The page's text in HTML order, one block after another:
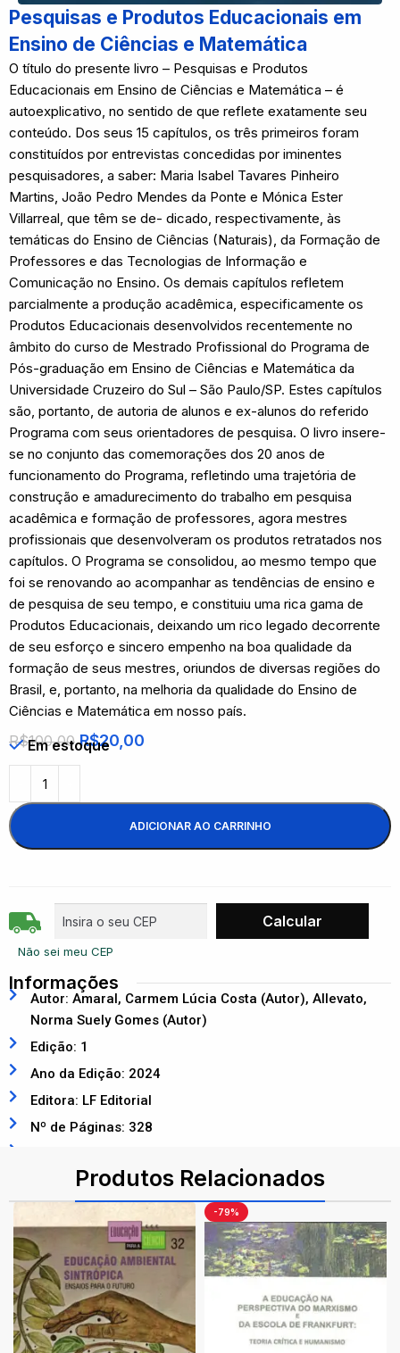
Pesquisas e Produtos Educacionais em
Ensino de Ciências e Matemática
O título do presente livro – Pesquisas e Produtos
Educacionais em Ensino de Ciências e Matemática – é
autoexplicativo, no sentido de que reflete exatamente seu
conteúdo. Dos seus 15 capítulos, os três primeiros foram
constituídos por entrevistas concedidas por iminentes
pesquisadores, a saber: Maria Isabel Tavares Pinheiro
Martins, João Pedro Mendes da Ponte e Mónica Ester
Villarreal, que têm se de- dicado, respectivamente, às
temáticas do Ensino de Ciências (Naturais), da Formação de
Professores e das Tecnologias de Informação e
Comunicação no Ensino. Os demais capítulos refletem
parcialmente a produção acadêmica, especificamente os
Produtos Educacionais desenvolvidos recentemente no
âmbito do curso de Mestrado Profissional do Programa de
Pós-graduação em Ensino de Ciências e Matemática da
Universidade Cruzeiro do Sul – São Paulo/SP. Estes capítulos
são, portanto, de autoria de alunos e ex-alunos do referido
Programa com seus orientadores de pesquisa. O livro insere-
se no conjunto das comemorações dos 20 anos de
funcionamento do Programa, refletindo uma trajetória de
construção e amadurecimento do trabalho em pesquisa
acadêmica e formação de professores, agora mestres
profissionais que desenvolveram os produtos retratados nos
capítulos. O Programa se consolidou, ao mesmo tempo que
foi se renovando ao acompanhar as tendências de ensino e
de pesquisa de seu tempo, e constituiu uma rica gama de
Produtos Educacionais, deixando um rico legado decorrente
de seu esforço e sincero empenho na boa qualidade da
formação de seus mestres, oriundos de diversas regiões do
Brasil, e, portanto, na melhoria da qualidade do Ensino de
Ciências e Matemática em nosso país.
R$100,00 R$20,00
Em estoque
ADICIONAR AO CARRINHO
Não sei meu CEP
Informações
Autor: Amaral, Carmem Lúcia Costa (Autor), Allevato,
Norma Suely Gomes (Autor)
Edição: 1
Ano da Edição: 2024
Editora: LF Editorial
Nº de Páginas: 328
Produtos Relacionados
-79%